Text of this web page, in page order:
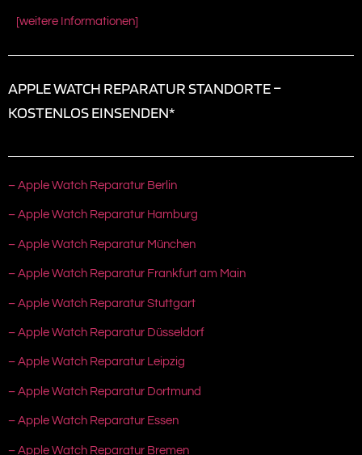
[weitere Informationen]
APPLE WATCH REPARATUR STANDORTE –
KOSTENLOS EINSENDEN*
– Apple Watch Reparatur Berlin
– Apple Watch Reparatur Hamburg
– Apple Watch Reparatur München
– Apple Watch Reparatur Frankfurt am Main
– Apple Watch Reparatur Stuttgart
– Apple Watch Reparatur Düsseldorf
– Apple Watch Reparatur Leipzig
– Apple Watch Reparatur Dortmund
– Apple Watch Reparatur Essen
– Apple Watch Reparatur Bremen